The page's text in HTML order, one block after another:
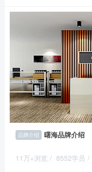
品牌介绍 曙海品牌介绍
11万+浏览 / 8552学员 /